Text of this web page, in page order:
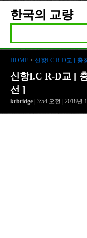
한국의 교량
HOME > 신항I.C R-D교 [ 충
신항I.C R-D교 [
선 ]
krbridge | 3:54 오전 | 2018년